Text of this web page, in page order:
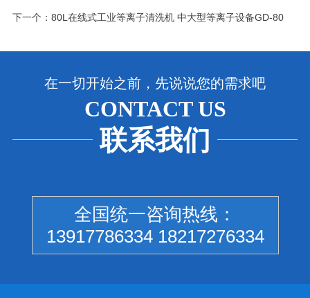
下一个： 80L在线式工业等离子清洗机 中大型等离子设备GD-80
在一切开始之前，先说说您的需求吧
CONTACT US
联系我们
全国统一咨询热线：
13917786334 18217276334